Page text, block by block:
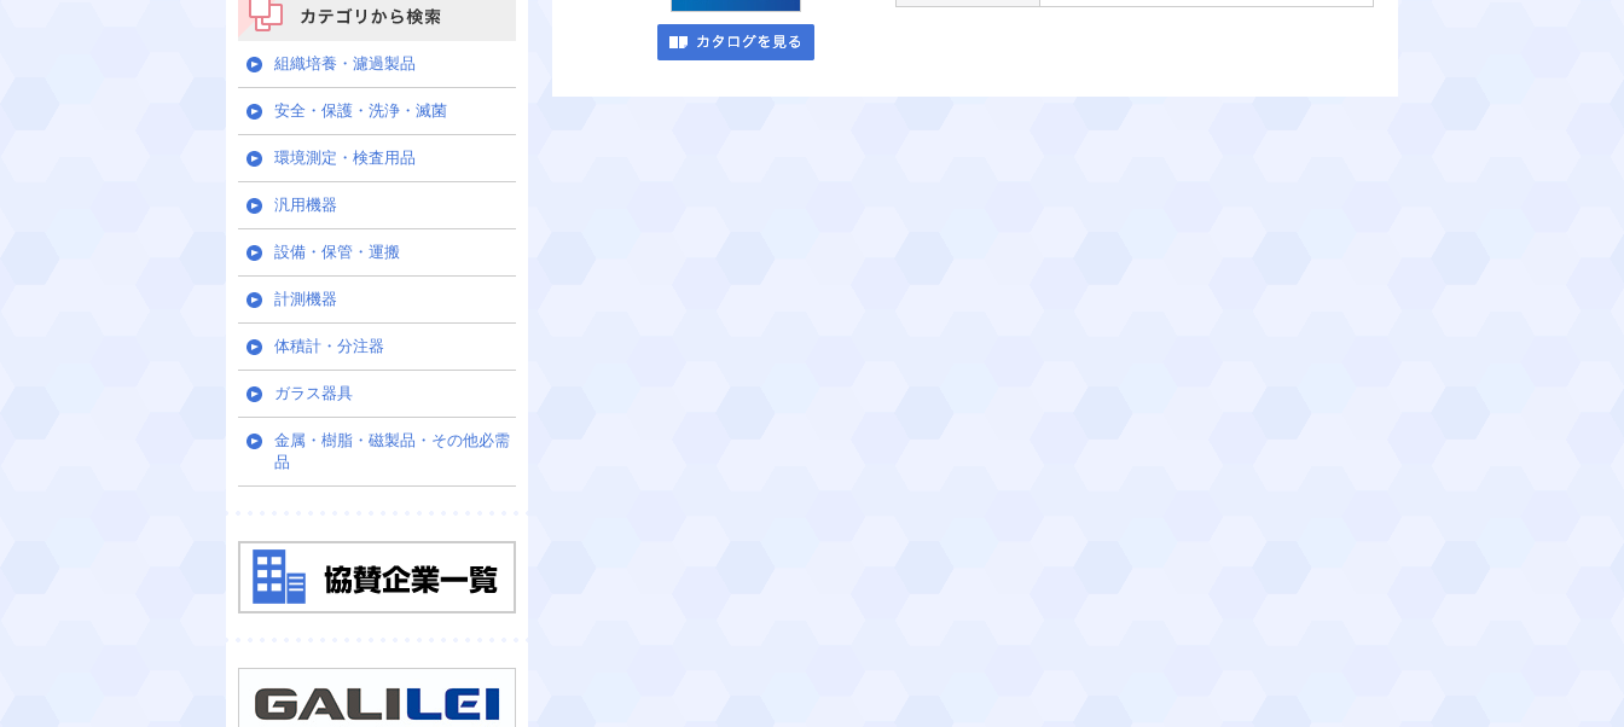
カテゴリから検索
組織培養・濾過製品
安全・保護・洗浄・滅菌
環境測定・検査用品
汎用機器
設備・保管・運搬
計測機器
体積計・分注器
ガラス器具
金属・樹脂・磁製品・その他必需
品